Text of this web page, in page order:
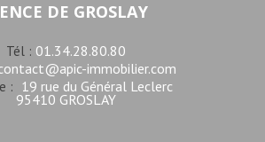
DE GROSLAY
Tél : 01.34.28.80.80
immobilier.com
: 19 rue du Général Leclerc
95410 GROSLAY